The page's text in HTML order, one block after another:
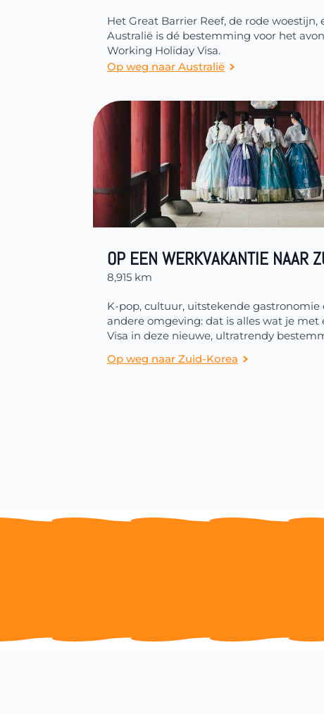
Het Great Barrier Reef, de rode woestijn,
Australië is dé bestemming voor het
Working Holiday Visa.
Op weg naar Australië
OP EEN WERKVAKANTIE NAAR
8,915 km
K-pop, cultuur, uitstekende gastronomie
andere omgeving: dat is alles wat je met
Visa in deze nieuwe, ultratrendy
Op weg naar Zuid-Korea